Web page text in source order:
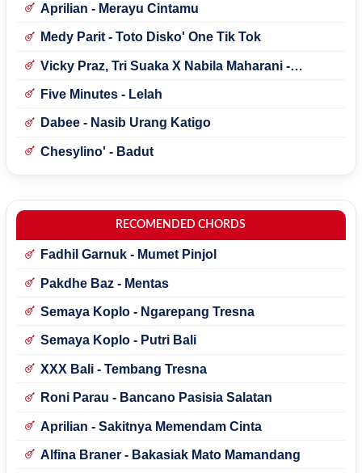
Aprilian - Merayu Cintamu
Medy Parit - Toto Disko' One Tik Tok
Vicky Praz, Tri Suaka X Nabila Maharani -
Five Minutes - Lelah
Dabee - Nasib Urang Katigo
Chesylino' - Badut
RECOMENDED CHORDS
Fadhil Garnuk - Mumet Pinjol
Pakdhe Baz - Mentas
Semaya Koplo - Ngarepang Tresna
Semaya Koplo - Putri Bali
XXX Bali - Tembang Tresna
Roni Parau - Bancano Pasisia Salatan
Aprilian - Sakitnya Memendam Cinta
Alfina Braner - Bakasiak Mato Mamandang